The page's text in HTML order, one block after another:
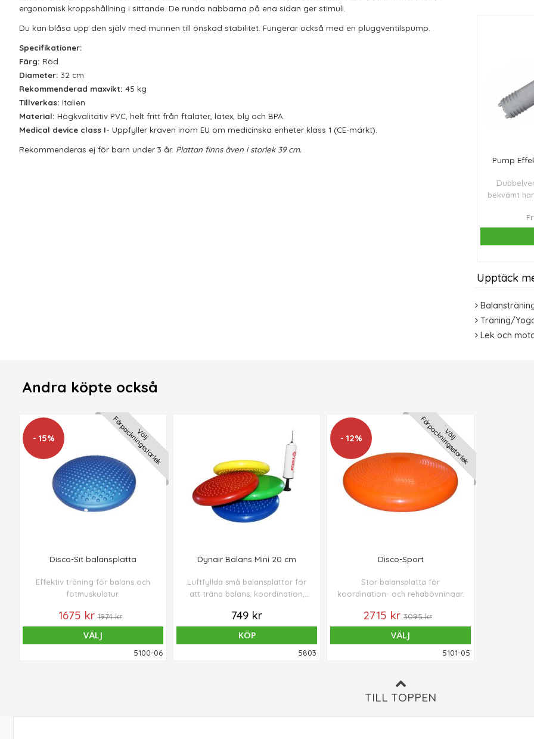
ergonomisk kroppshållning i sittande. De runda nabbarna på ena sidan ger stimuli.
Du kan blåsa upp den själv med munnen till önskad stabilitet. Fungerar också med en pluggventilspump.
Specifikationer:
Färg: Röd
Diameter: 32 cm
Rekommenderad maxvikt: 45 kg
Tillverkas: Italien
Material: Högkvalitativ PVC, helt fritt från ftalater, latex, bly och BPA.
Medical device class I- Uppfyller kraven inom EU om medicinska enheter klass 1 (CE-märkt).
Rekommenderas ej för barn under 3 år. Plattan finns även i storlek 39 cm.
Pump
bekvämt
och
Upptäck
Träning/
Lek och
Andra köpte också
Välj
Förpackningsstorlek
- 15%
Disco-Sit balansplatta
Effektiv träning för balans och
fotmuskulatur.
1675 kr 1974 kr
VÄLJ
5100-06
Dynair Balans Mini 20 cm
Luftfyllda små balansplattor för
att träna balans, koordination,
749 kr
KÖP
5803
Välj
Förpackningsstorlek
- 12%
Disco-Sport
Stor balansplatta för
koordination- och rehabövningar.
2715 kr 3095 kr
VÄLJ
5101-05
TILL TOPPEN